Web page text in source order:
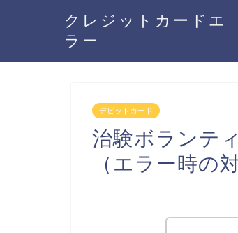
クレジットカードエ
ラー
デビットカード
治験ボランテ
（エラー時の